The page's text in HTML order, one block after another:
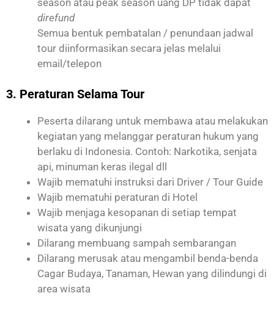
direfund
Semua bentuk pembatalan / penundaan jadwal
tour diinformasikan secara jelas melalui
email/telepon
3. Peraturan Selama Tour
Peserta dilarang untuk membawa atau melakukan
kegiatan yang melanggar peraturan hukum yang
berlaku di Indonesia. Contoh: Narkotika, senjata
api, minuman keras ilegal dll
Wajib mematuhi instruksi dari Driver / Tour Guide
Wajib mematuhi peraturan di Hotel
Wajib menjaga kesopanan di setiap tempat
wisata yang dikunjungi
Dilarang membuang sampah sembarangan
Dilarang merusak atau mengambil benda-benda
Cagar Budaya, Tanaman, Hewan yang dilindungi di
area wisata